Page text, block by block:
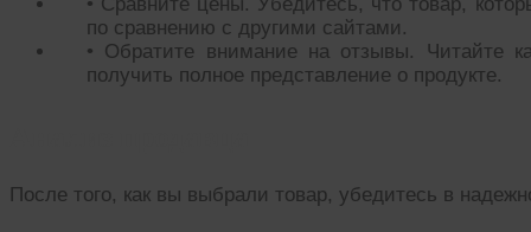
по сравнению с другими сайтами.
• Обратите внимание на отзывы. Читайте
получить полное представление о продукте.
После того, как вы выбрали товар, убедитесь в